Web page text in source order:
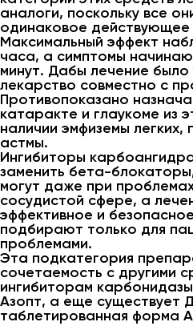
аналоги, поскольку все
одинаковое действующее
Максимальный эффект
часа, а симптомы
минут. Дабы лечение было
лекарство совместно с
Противопоказано
катаракте и глаукоме из
наличии эмфиземы
астмы.
Ингибиторы
заменить бета-
могут даже при
сосудистой сфере, а
эффективное и
подбирают только для
проблемами.
Эта подкатегория
сочетаемость с другими
ингибиторам
Азопт, а еще существует
таблетированная форма